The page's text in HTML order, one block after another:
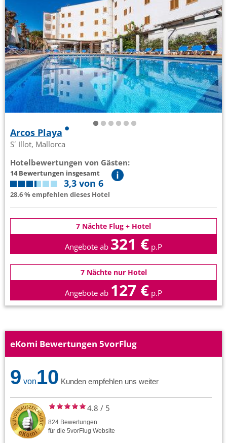
Arcos Playa
S´ Illot, Mallorca
Hotelbewertungen von Gästen:
14 Bewertungen insgesamt
3,3 von 6
28.6 % empfehlen dieses Hotel
7 Nächte Flug + Hotel
Angebote ab 321 € p.P
7 Nächte nur Hotel
Angebote ab 127 € p.P
eKomi Bewertungen 5vorFlug
9 von10 Kunden empfehlen uns weiter
4.8 / 5
824 Bewertungen
für die 5vorFlug Website